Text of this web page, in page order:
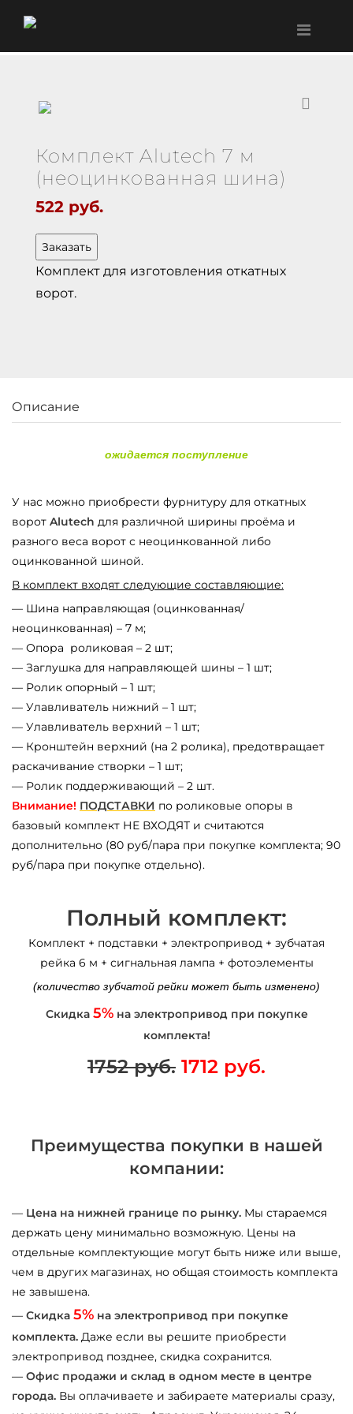
Комплект Alutech 7 м
(неоцинкованная шина)
522 руб.
Заказать
Комплект для изготовления откатных
ворот.
Описание
ожидается поступление
У нас можно приобрести фурнитуру для откатных
ворот Alutech для различной ширины проёма и
разного веса ворот с неоцинкованной либо
оцинкованной шиной.
В комплект входят следующие составляющие:
— Шина направляющая (оцинкованная/
неоцинкованная) – 7 м;
— Опора роликовая – 2 шт;
— Заглушка для направляющей шины – 1 шт;
— Ролик опорный – 1 шт;
— Улавливатель нижний – 1 шт;
— Улавливатель верхний – 1 шт;
— Кронштейн верхний (на 2 ролика), предотвращает
раскачивание створки – 1 шт;
— Ролик поддерживающий – 2 шт.
Внимание! ПОДСТАВКИ по роликовые опоры в
базовый комплект НЕ ВХОДЯТ и считаются
дополнительно (80 руб/пара при покупке комплекта; 90
руб/пара при покупке отдельно).
Полный комплект:
Комплект + подставки + электропривод + зубчатая
рейка 6 м + сигнальная лампа + фотоэлементы
(количество зубчатой рейки может быть изменено)
Скидка 5%на электропривод при покупке
комплекта!
1752 руб. 1712 руб.
Преимущества покупки в нашей
компании:
— Цена на нижней границе по рынку. Мы стараемся
держать цену минимально возможную. Цены на
отдельные комплектующие могут быть ниже или выше,
чем в других магазинах, но общая стоимость комплекта
не завышена.
— Скидка 5% на электропривод при покупке
комплекта. Даже если вы решите приобрести
электропривод позднее, скидка сохранится.
— Офис продажи и склад в одном месте в центре
города. Вы оплачиваете и забираете материалы сразу,